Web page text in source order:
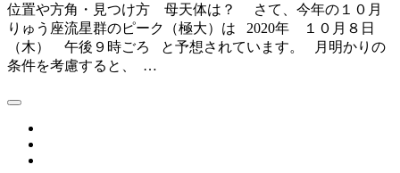
位置や方角・見つけ方 母天体は？ さて、今年の１０月
りゅう座流星群のピーク（極大）は 2020年 １０月８日
（木） 午後９時ごろ と予想されています。 月明かりの
条件を考慮すると、 …